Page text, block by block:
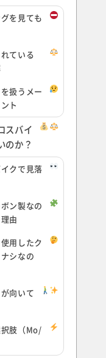
を見ても
ている
扱うメー
ト
スバイ
のか？
クで見落
ン製なの
由
用したク
シなの
向いて
肢（Mo/